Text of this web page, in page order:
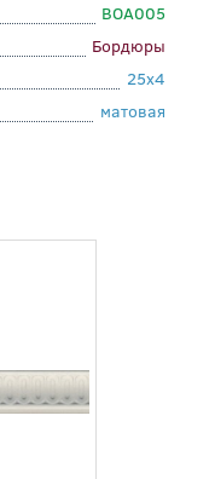
BOA005
Бордюры
25x4
матовая